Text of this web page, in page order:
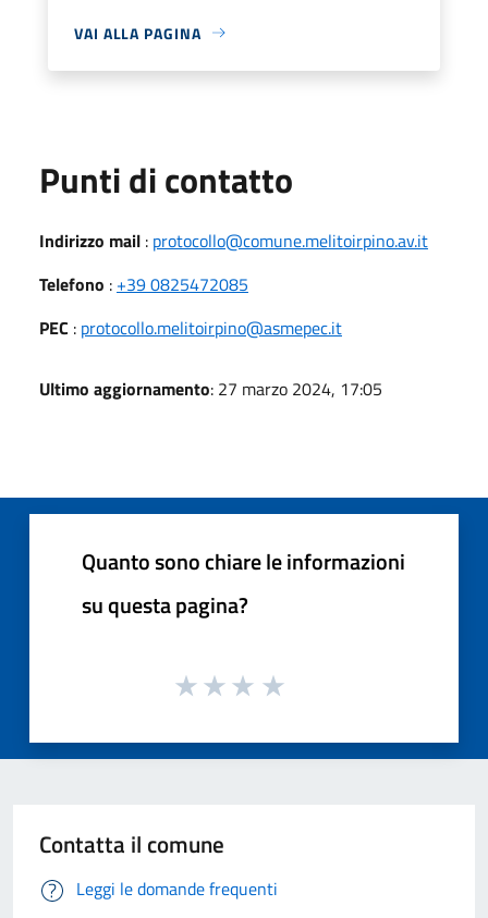
VAI ALLA PAGINA
Punti di contatto
Indirizzo mail : protocollo@comune.melitoirpino.av.it
Telefono : +39 0825472085
PEC : protocollo.melitoirpino@asmepec.it
Ultimo aggiornamento: 27 marzo 2024, 17:05
Quanto sono chiare le informazioni
su questa pagina?
Contatta il comune
Leggi le domande frequenti